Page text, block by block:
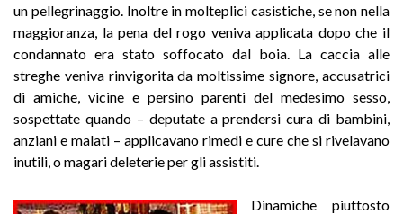
un pellegrinaggio. Inoltre in molteplici casistiche, se non nella
maggioranza, la pena del rogo veniva applicata dopo che il
condannato era stato soffocato dal boia. La caccia alle
streghe veniva rinvigorita da moltissime signore, accusatrici
di amiche, vicine e persino parenti del medesimo sesso,
sospettate quando – deputate a prendersi cura di bambini,
anziani e malati – applicavano rimedi e cure che si rivelavano
inutili, o magari deleterie per gli assistiti.
Dinamiche piuttosto